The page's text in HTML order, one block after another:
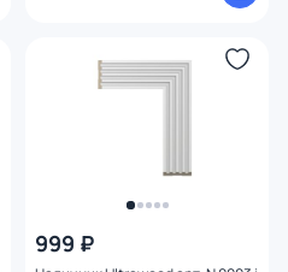
999 ₽